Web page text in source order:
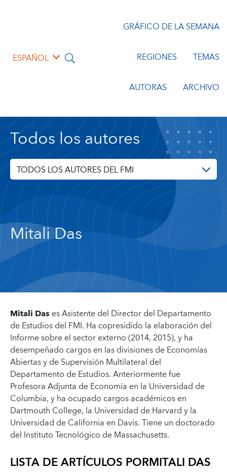
ESPAÑOL
GRÁFICO DE LA SEMANA
REGIONES TEMAS
AUTORAS ARCHIVO
Todos los autores
TODOS LOS AUTORES DEL FMI
Mitali Das
Mitali Das es Asistente del Director del Departamento
de Estudios del FMI. Ha copresidido la elaboración del
Informe sobre el sector externo (2014, 2015), y ha
desempeñado cargos en las divisiones de Economías
Abiertas y de Supervisión Multilateral del
Departamento de Estudios. Anteriormente fue
Profesora Adjunta de Economía en la Universidad de
Columbia, y ha ocupado cargos académicos en
Dartmouth College, la Universidad de Harvard y la
Universidad de California en Davis. Tiene un doctorado
del Instituto Tecnológico de Massachusetts.
LISTA DE ARTÍCULOS PORMITALI DAS